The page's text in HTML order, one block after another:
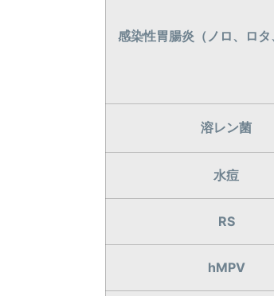
感染性胃腸炎（ノロ、ロタ
溶レン菌
水痘
RS
hMPV